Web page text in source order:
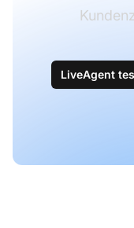
LiveAgent